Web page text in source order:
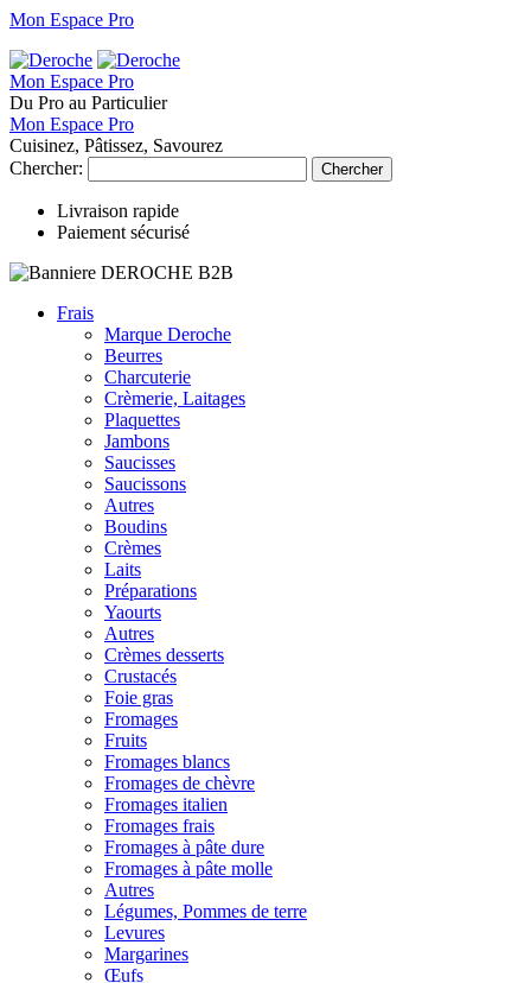
Mon Espace Pro
Mon Espace Pro
Du Pro au Particulier
Mon Espace Pro
Cuisinez, Pâtissez, Savourez
Chercher:
Chercher
Livraison rapide
Paiement sécurisé
Frais
Marque Deroche
Beurres
Charcuterie
Crèmerie, Laitages
Plaquettes
Jambons
Saucisses
Saucissons
Autres
Boudins
Crèmes
Laits
Préparations
Yaourts
Autres
Crèmes desserts
Crustacés
Foie gras
Fromages
Fruits
Fromages blancs
Fromages de chèvre
Fromages italien
Fromages frais
Fromages à pâte dure
Fromages à pâte molle
Autres
Légumes, Pommes de terre
Levures
Margarines
Œufs